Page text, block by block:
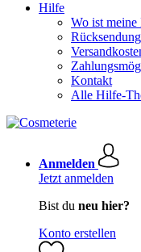
Hilfe
Wo ist meine
Kontakt
Alle Hilfe-
Anmelden
Jetzt anmelden
Bist du neu hier?
Konto erstellen